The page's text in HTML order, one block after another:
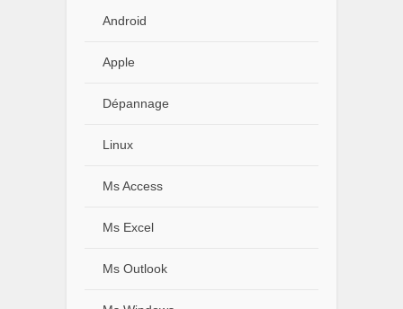
Android
Apple
Dépannage
Linux
Ms Access
Ms Excel
Ms Outlook